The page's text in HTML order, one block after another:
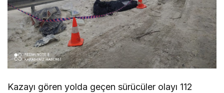
Kazayı gören yolda geçen sürücüler olayı 112